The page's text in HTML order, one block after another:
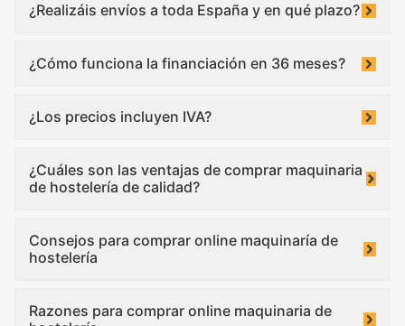
¿Realizáis envíos a toda España y en qué plazo?
¿Cómo funciona la financiación en 36 meses?
¿Los precios incluyen IVA?
¿Cuáles son las ventajas de comprar maquinaria
de hostelería de calidad?
Consejos para comprar online maquinaría de
hostelería
Razones para comprar online maquinaria de